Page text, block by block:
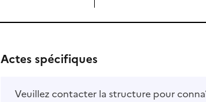
Actes spécifiques
Veuillez contacter la structure pour